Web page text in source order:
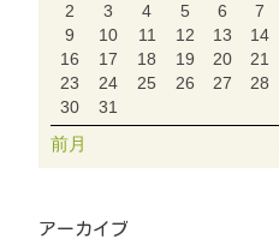
2
3 4 5 6 7
9
10 11 12 13 14
16
17 18 19 20 21
23
24 25 26 27 28
30
31
前月
アーカイブ